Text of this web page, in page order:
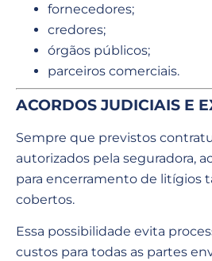
fornecedores;
credores;
órgãos públicos;
parceiros comerciais.
ACORDOS JUDICIAIS E
Sempre que previstos
autorizados pela seguradora,
para encerramento de litígios
cobertos.
Essa possibilidade evita
custos para todas as partes